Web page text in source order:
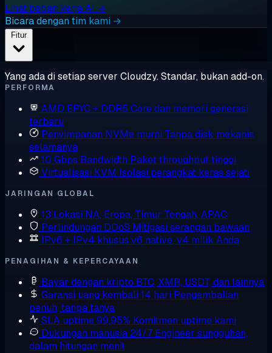
Lihat beban kerja AI →
Bicara dengan tim kami →
Fitur
Yang ada di setiap server Cloudzy. Standar, bukan add-on.
PERFORMA
AMD EPYC + DDR5 Core dan memori generasi
terbaru
Penyimpanan NVMe murni Tanpa disk mekanis,
selamanya
10 Gbps Bandwidth Paket throughput tinggi
Virtualisasi KVM Isolasi perangkat keras sejati
JARINGAN GLOBAL
13 Lokasi NA, Eropa, Timur Tengah, APAC
Perlindungan DDoS Mitigasi serangan bawaan
IPv6 + IPv4 khusus v6 native, v4 milik Anda
PENAGIHAN & KEPERCAYAAN
Bayar dengan kripto BTC, XMR, USDT, dan lainnya
Garansi uang kembali 14 hari Pengembalian
penuh, tanpa tanya
SLA uptime 99,95% Komitmen uptime kami
Dukungan manusia 24/7 Engineer sungguhan,
dalam hitungan menit